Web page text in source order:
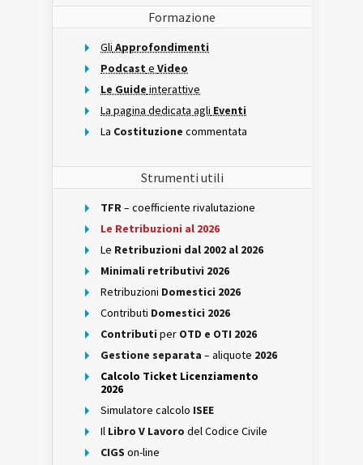
Formazione
Gli Approfondimenti
Podcast e Video
Le Guide interattive
La pagina dedicata agli Eventi
La Costituzione commentata
Strumenti utili
TFR– coefficiente rivalutazione
Le Retribuzioni al 2026
Le Retribuzioni dal 2002 al 2026
Minimali retributivi 2026
Retribuzioni Domestici 2026
Contributi Domestici 2026
Contributi per OTD e OTI 2026
Gestione separata – aliquote 2026
Calcolo Ticket Licenziamento
2026
Simulatore calcolo ISEE
Il Libro V Lavoro del Codice Civile
CIGS on-line